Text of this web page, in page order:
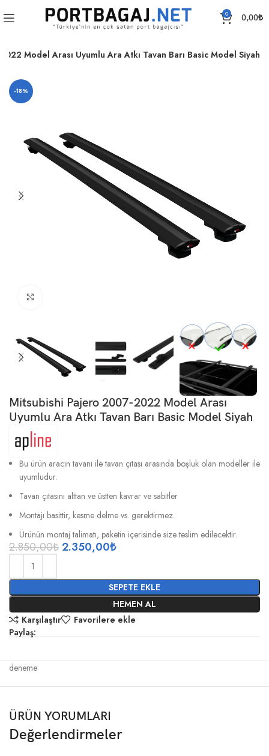
0 0,00₺
Model Arası Uyumlu Ara Atkı Tavan Barı Basic Model Siyah
-18%
Mitsubishi Pajero 2007-2022 Model Arası
Uyumlu Ara Atkı Tavan Barı Basic Model Siyah
Bu ürün aracın tavanı ile tavan çıtası arasında boşluk olan modeller ile
uyumludur.
Tavan çıtasını alttan ve üstten kavrar ve sabitler
Montajı basittir, kesme delme vs. gerektirmez.
Ürünün montaj talimatı, paketin içerisinde size teslim edilecektir.
2.850,00₺2.350,00₺
SEPETE EKLE
HEMEN AL
Karşılaştır
Favorilere ekle
Paylaş:
deneme
ÜRÜN YORUMLARI
Değerlendirmeler